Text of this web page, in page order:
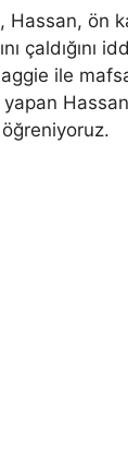
ön
çaldığını
ile